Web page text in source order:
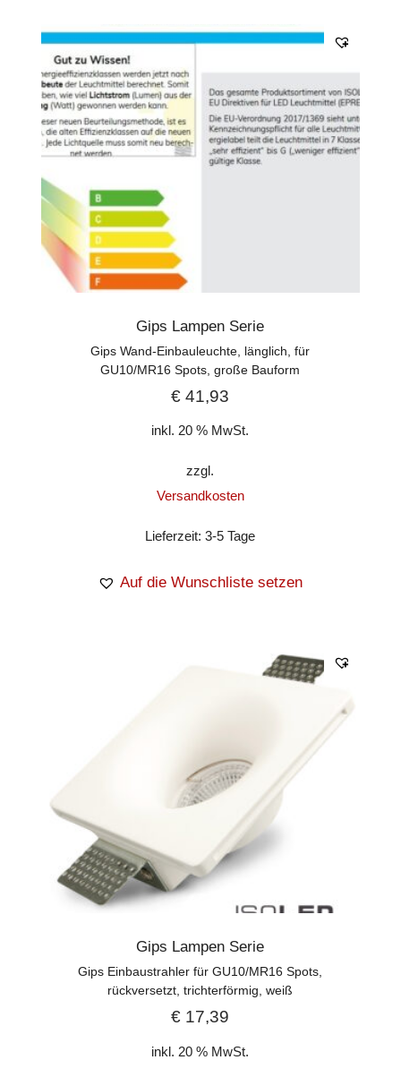
Gips Lampen Serie
Gips Wand-Einbauleuchte, länglich, für
GU10/MR16 Spots, große Bauform
€ 41,93
inkl. 20 % MwSt.
zzgl.
Versandkosten
Lieferzeit:3-5 Tage
Auf die Wunschliste setzen
Gips Lampen Serie
Gips Einbaustrahler für GU10/MR16 Spots,
rückversetzt, trichterförmig, weiß
€ 17,39
inkl. 20 % MwSt.